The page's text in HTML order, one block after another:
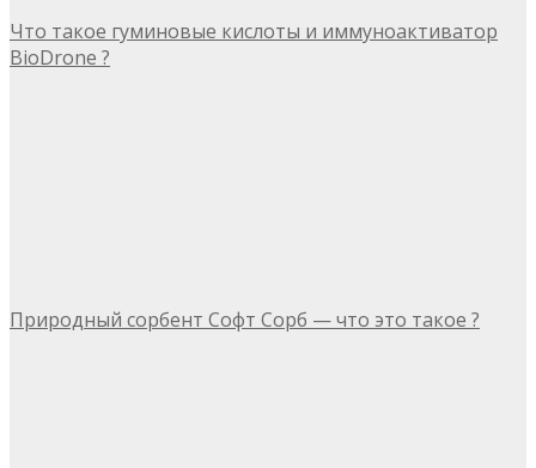
Что такое гуминовые кислоты и иммуноактиватор
BioDrone ?
Природный сорбент Софт Сорб — что это такое ?